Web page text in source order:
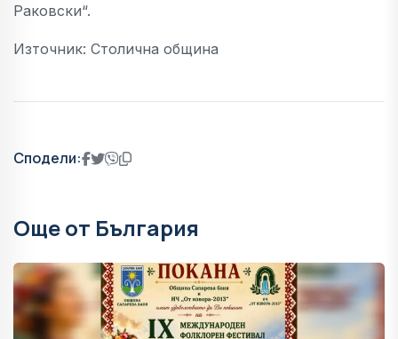
Раковски“.
Източник: Столична община
Сподели:
Още от България